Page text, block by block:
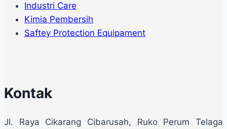
Industri Care
Kimia Pembersih
Saftey Protection Equipament
Kontak
Jl. Raya Cikarang Cibarusah, Ruko Perum Telaga